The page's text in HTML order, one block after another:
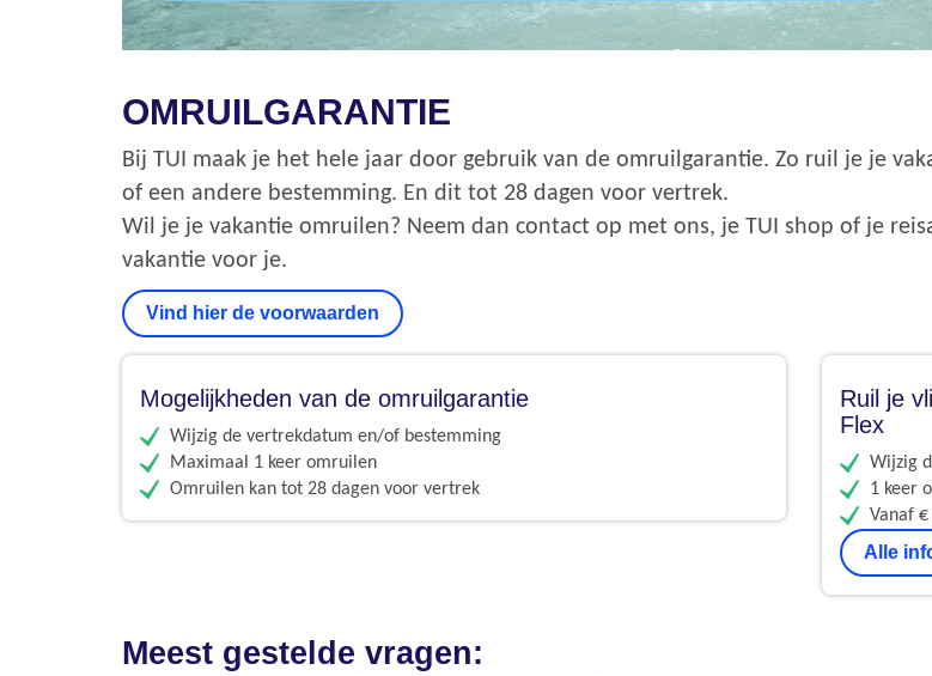
OMRUILGARANTIE
Bij TUI maak je het hele jaar door gebruik van de omruilgarantie. Zo ruil je je
of een andere bestemming. En dit tot 28 dagen voor vertrek.
Wil je je vakantie omruilen? Neem dan contact op met ons, je TUI shop of je
vakantie voor je.
Vind hier de voorwaarden
Mogelijkheden van de omruilgarantie
Wijzig de vertrekdatum en/of bestemming
Maximaal 1 keer omruilen
Omruilen kan tot 28 dagen voor vertrek
Ruil je
Flex
Wijzig
1 keer
Vanaf
Alle
Meest gestelde vragen: